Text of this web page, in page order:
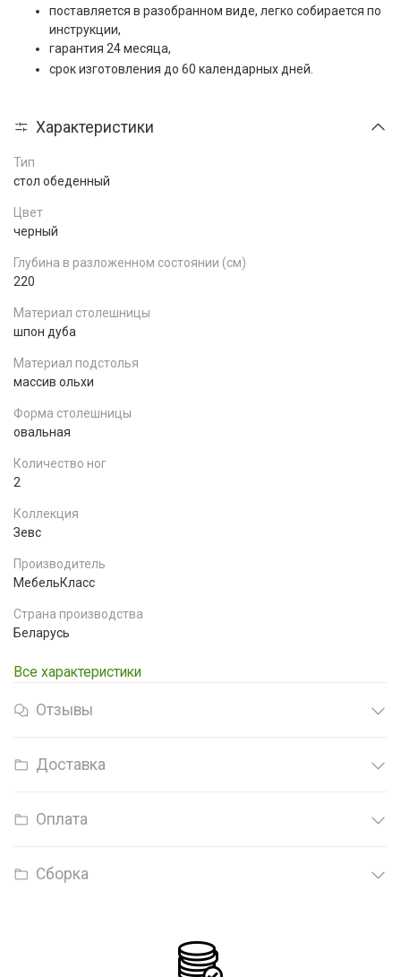
поставляется в разобранном виде, легко собирается по
инструкции,
гарантия 24 месяца,
срок изготовления до 60 календарных дней.
Характеристики
Тип
стол обеденный
Цвет
черный
Глубина в разложенном состоянии (см)
220
Материал столешницы
шпон дуба
Материал подстолья
массив ольхи
Форма столешницы
овальная
Количество ног
2
Коллекция
Зевс
Производитель
МебельКласс
Страна производства
Беларусь
Все характеристики
Отзывы
Доставка
Оплата
Сборка